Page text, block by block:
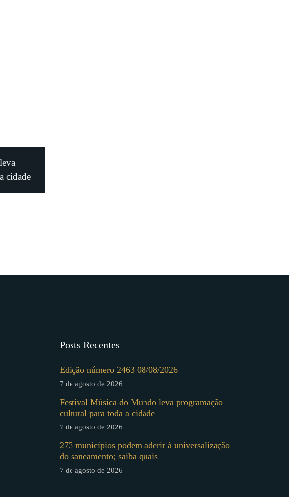
cidade
Posts Recentes
Edição número 2463 08/08/2026
7 de agosto de 2026
Festival Música do Mundo leva programação
cultural para toda a cidade
7 de agosto de 2026
273 municípios podem aderir à universalização
do saneamento; saiba quais
7 de agosto de 2026